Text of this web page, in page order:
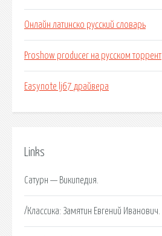
Онлайн латинско русский словарь
Proshow producer на русском торрент
Easynote lj67 драйвера
Links
Сатурн — Википедия.
/Классика: Замятин Евгений Иванович.